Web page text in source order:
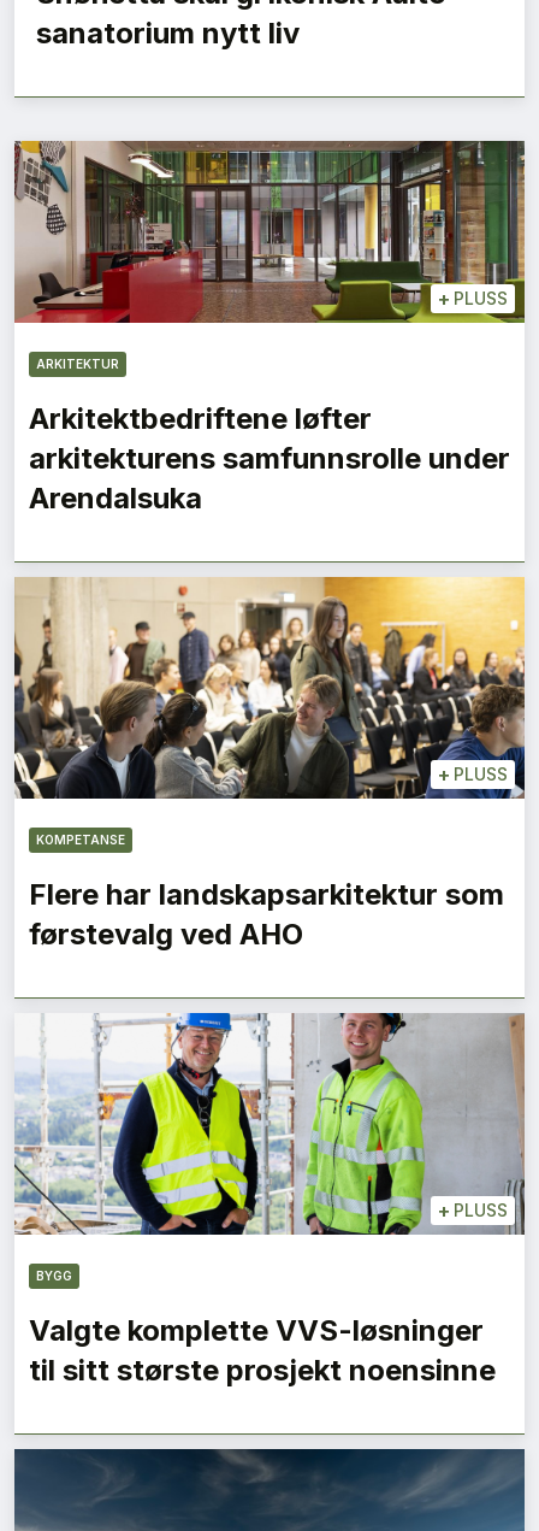
sanatorium nytt liv
+ PLUSS
ARKITEKTUR
Arkitektbedriftene løfter
arkitekturens samfunnsrolle under
Arendalsuka
+ PLUSS
KOMPETANSE
Flere har landskapsarkitektur som
førstevalg ved AHO
+ PLUSS
BYGG
Valgte komplette VVS-løsninger
til sitt største prosjekt noensinne